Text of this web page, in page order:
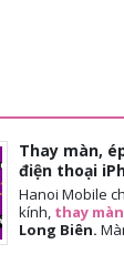
Thay màn,
điện thoại
Hanoi Mobile
kính, thay
Long Biên.